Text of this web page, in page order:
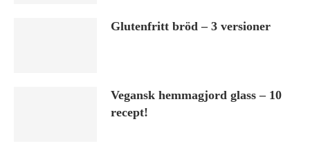
Glutenfritt bröd – 3 versioner
Vegansk hemmagjord glass – 10
recept!